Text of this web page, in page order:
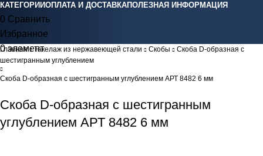
КАТЕГОРИИОПЛАТА И ДОСТАВКАПОЛЕЗНАЯ ИНФОРМАЦИЯ
0 Сравнить
Избранное
0элемент 0Br
Главная Такелаж из нержавеющей стали Скобы
Скоба D-образная с
шестигранным углублением
Скоба D-образная с шестигранным углублением АРТ 8482 6 мм
Скоба D-образная с шестигранным
углублением АРТ 8482 6 мм